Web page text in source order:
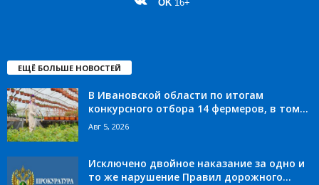
OK 16+
ЕЩЁ БОЛЬШЕ НОВОСТЕЙ
В Ивановской области по итогам
конкурсного отбора 14 фермеров, в том...
Авг 5, 2026
Исключено двойное наказание за одно и
то же нарушение Правил дорожного...